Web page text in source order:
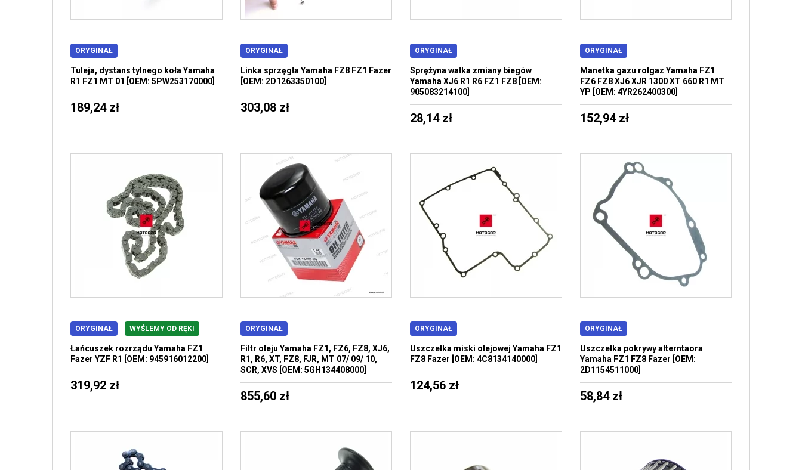
ORYGINAŁ
Tuleja, dystans tylnego koła Yamaha
R1 FZ1 MT 01 [OEM: 5PW253170000]
189,24 zł
ORYGINAŁ
Linka sprzęgła Yamaha FZ8 FZ1 Fazer
[OEM: 2D1263350100]
303,08 zł
ORYGINAŁ
Sprężyna wałka zmiany biegów
Yamaha XJ6 R1 R6 FZ1 FZ8 [OEM:
905083214100]
28,14 zł
ORYGINAŁ
Manetka gazu rolgaz Yamaha FZ1
FZ6 FZ8 XJ6 XJR 1300 XT 660 R1 MT
YP [OEM: 4YR262400300]
152,94 zł
ORYGINAŁ WYŚLEMY OD RĘKI
Łańcuszek rozrządu Yamaha FZ1
Fazer YZF R1 [OEM: 945916012200]
319,92 zł
ORYGINAŁ
Filtr oleju Yamaha FZ1, FZ6, FZ8, XJ6,
R1, R6, XT, FZ8, FJR, MT 07/ 09/ 10,
SCR, XVS [OEM: 5GH134408000]
855,60 zł
ORYGINAŁ
Uszczelka miski olejowej Yamaha FZ1
FZ8 Fazer [OEM: 4C8134140000]
124,56 zł
ORYGINAŁ
Uszczelka pokrywy alterntaora
Yamaha FZ1 FZ8 Fazer [OEM:
2D1154511000]
58,84 zł